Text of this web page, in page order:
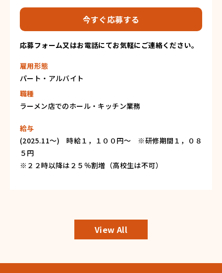
今すぐ応募する
応募フォーム又はお電話にてお気軽にご連絡ください。
雇用形態
パート・アルバイト
職種
ラーメン店でのホール・キッチン業務
給与
(2025.11～) 時給１，１００円〜 ※研修期間１，０８
５円
※２２時以降は２５％割増（高校生は不可）
View All